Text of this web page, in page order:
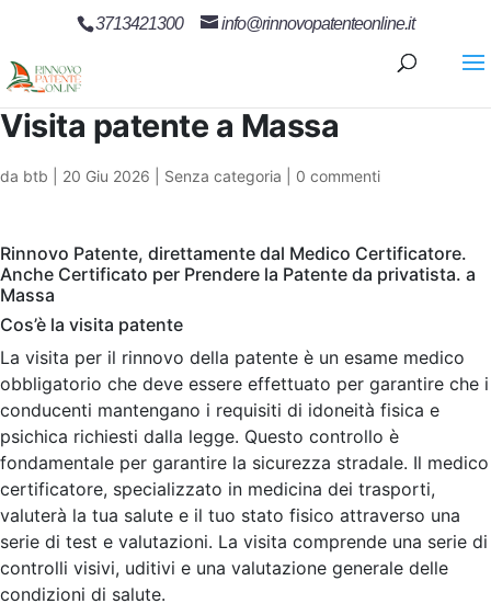
3713421300 info@rinnovopatenteonline.it
Visita patente a Massa
da btb 20 Giu 2026 | Senza categoria | 0 commenti
Rinnovo Patente, direttamente dal Medico Certificatore.
Anche Certificato per Prendere la Patente da privatista. a
Massa
Cos’è la visita patente
La visita per il rinnovo della patente è un esame medico
obbligatorio che deve essere effettuato per garantire che i
conducenti mantengano i requisiti di idoneità fisica e
psichica richiesti dalla legge. Questo controllo è
fondamentale per garantire la sicurezza stradale. Il medico
certificatore, specializzato in medicina dei trasporti,
valuterà la tua salute e il tuo stato fisico attraverso una
serie di test e valutazioni. La visita comprende una serie di
controlli visivi, uditivi e una valutazione generale delle
condizioni di salute.